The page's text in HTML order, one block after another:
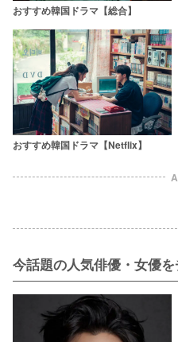
おすすめ韓国ドラマ【総合】
おすすめ韓国ドラマ【Netflix】
今話題の人気俳優・女優を